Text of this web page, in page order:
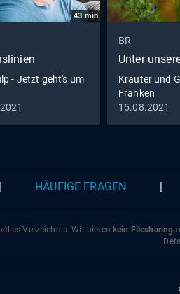
43 min
- Jetzt geht's um
BR
Unter
Kräuter und
Franken
15.08.2021
HÄUFIGE FRAGEN
Verzeichnis. Wir bieten kein Filesharing